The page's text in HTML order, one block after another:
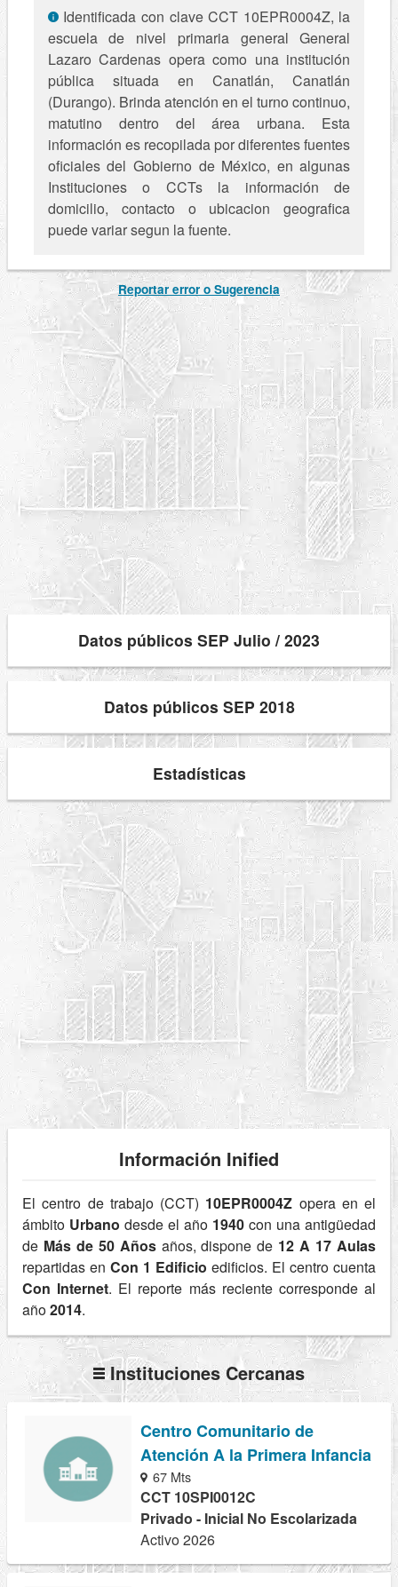
Identificada con clave CCT 10EPR0004Z, la
escuela de nivel primaria general General
Lazaro Cardenas opera como una institución
pública situada en Canatlán, Canatlán
(Durango). Brinda atención en el turno continuo,
matutino dentro del área urbana. Esta
información es recopilada por diferentes fuentes
oficiales del Gobierno de México, en algunas
Instituciones o CCTs la información de
domicilio, contacto o ubicacion geografica
puede variar segun la fuente.
Reportar error o Sugerencia
Datos públicos SEP Julio / 2023
Datos públicos SEP 2018
Estadísticas
Información Inified
El centro de trabajo (CCT) 10EPR0004Z opera en el
ámbito Urbano desde el año 1940 con una antigüedad
de Más de 50 Añosaños, dispone de 12 A 17 Aulas
repartidas en Con 1 Edificio edificios. El centro cuenta
Con Internet. El reporte más reciente corresponde al
año2014.
Instituciones Cercanas
Centro Comunitario de
Atención A la Primera Infancia
67 Mts
CCT 10SPI0012C
Privado - Inicial No Escolarizada
Activo 2026